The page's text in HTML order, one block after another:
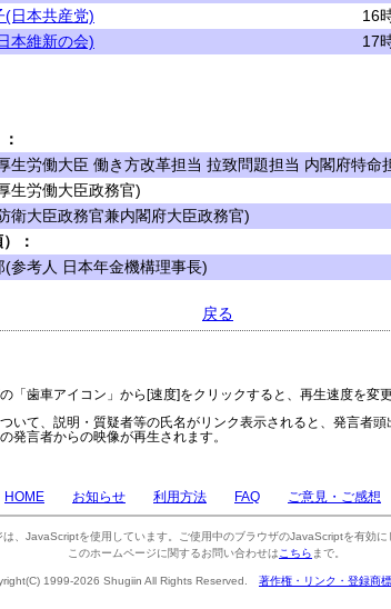
(日本共産党)
16
本維新の会)
17
生労働大臣 働き方改革担当 拉致問題担当 内閣府特命
生労働大臣政務官)
衛大臣政務官兼内閣府大臣政務官)
：
参考人 日本年金機構理事長)
戻る
「歯車アイコン」から[速度]をクリックすると、再生速度を変
ついて、説明・質疑者等の氏名がリンク表示されると、発言者
発言者からの映像が再生されます。
HOME
お知らせ 利用方法 FAQ ご意見・ご感想
は、JavaScriptを使用しています。ご使用中のブラウザのJavaScriptを有効に
このホームページに関するお問い合わせは こちら まで。
1999-2026 Shugiin All Rights Reserved. 著作権・リンク・登録商